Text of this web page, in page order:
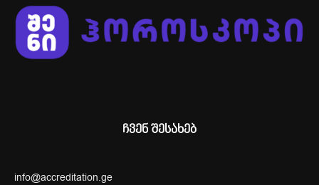
ჩვენ შესახებ
info@accreditation.ge